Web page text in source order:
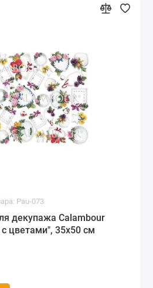
Pau-073
декупажа Calambour
цветами", 35х50 см